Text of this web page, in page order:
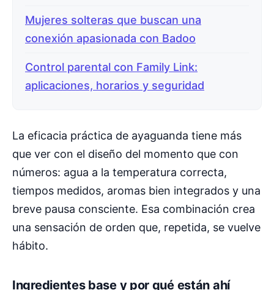
Mujeres solteras que buscan una
conexión apasionada con Badoo
Control parental con Family Link:
aplicaciones, horarios y seguridad
La eficacia práctica de ayaguanda tiene más
que ver con el diseño del momento que con
números: agua a la temperatura correcta,
tiempos medidos, aromas bien integrados y una
breve pausa consciente. Esa combinación crea
una sensación de orden que, repetida, se vuelve
hábito.
Ingredientes base y por qué están ahí